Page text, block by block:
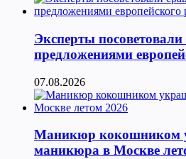
Эксперты
предложениями
07.08.2026
Маникюр кокошником
маникюра в Москве